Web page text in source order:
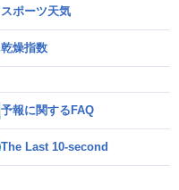
スポーツ天気
乾燥指数
予報に関するFAQ
The Last 10-second